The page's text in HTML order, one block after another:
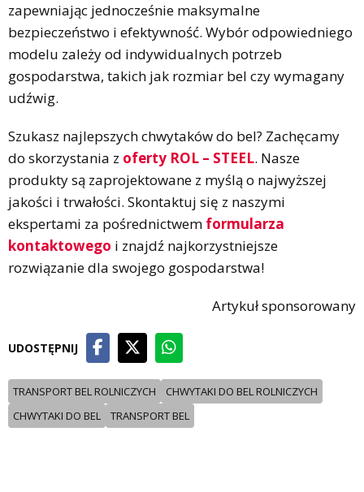
zapewniając jednocześnie maksymalne
bezpieczeństwo i efektywność. Wybór odpowiedniego
modelu zależy od indywidualnych potrzeb
gospodarstwa, takich jak rozmiar bel czy wymagany
udźwig.
Szukasz najlepszych chwytaków do bel? Zachęcamy
do skorzystania z oferty ROL – STEEL. Nasze
produkty są zaprojektowane z myślą o najwyższej
jakości i trwałości. Skontaktuj się z naszymi
ekspertami za pośrednictwem formularza
kontaktowego i znajdź najkorzystniejsze
rozwiązanie dla swojego gospodarstwa!
Artykuł sponsorowany
UDOSTĘPNIJ
TRANSPORT BEL ROLNICZYCH
CHWYTAKI DO BEL ROLNICZYCH
CHWYTAKI DO BEL
TRANSPORT BEL